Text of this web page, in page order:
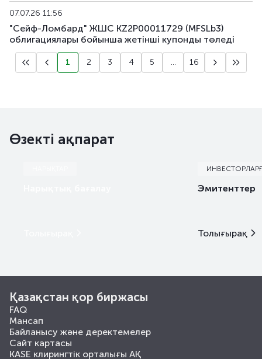
07.07.26 11:56
"Сейф-Ломбард" ЖШС KZ2P00011729 (MFSLb3)
облигациялары бойынша жетінші купонды төледі
1 2 3 4 5 ... 16
Өзекті ақпарат
Эмитенттер
Толығырақ
Қазақстан қор биржасы
FAQ
Мансап
Байланысу және деректемелер
Сайт картасы
KASE клирингтік орталығы АҚ